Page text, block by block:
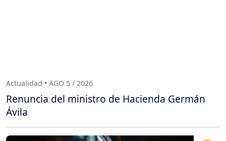
Actualidad • AGO 5 / 2026
Renuncia del ministro de Hacienda Germán
Ávila